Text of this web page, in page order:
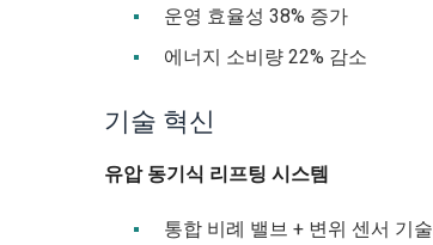
운영 효율성 38% 증가
에너지 소비량 22% 감소
기술 혁신
유압 동기식 리프팅 시스템
통합 비례 밸브 + 변위 센서 기술